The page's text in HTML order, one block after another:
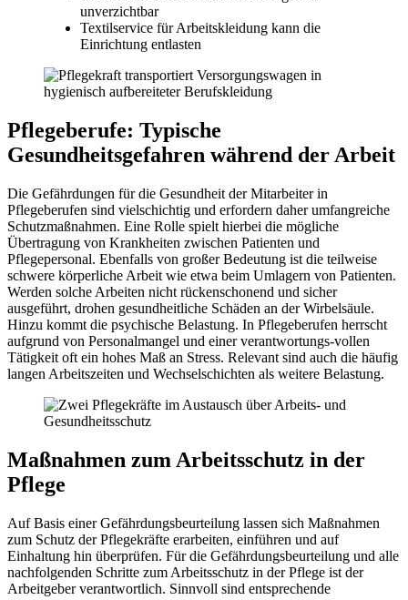
unverzichtbar
Textilservice für Arbeitskleidung kann die
Einrichtung entlasten
Pflegeberufe: Typische
Gesundheitsgefahren während der Arbeit
Die Gefährdungen für die Gesundheit der Mitarbeiter in
Pflegeberufen sind vielschichtig und erfordern daher umfangreiche
Schutzmaßnahmen. Eine Rolle spielt hierbei die mögliche
Übertragung von Krankheiten zwischen Patienten und
Pflegepersonal. Ebenfalls von großer Bedeutung ist die teilweise
schwere körperliche Arbeit wie etwa beim Umlagern von Patienten.
Werden solche Arbeiten nicht rückenschonend und sicher
ausgeführt, drohen gesundheitliche Schäden an der Wirbelsäule.
Hinzu kommt die psychische Belastung. In Pflegeberufen herrscht
aufgrund von Personalmangel und einer verantwortungs-vollen
Tätigkeit oft ein hohes Maß an Stress. Relevant sind auch die häufig
langen Arbeitszeiten und Wechselschichten als weitere Belastung.
Maßnahmen zum Arbeitsschutz in der
Pflege
Auf Basis einer Gefährdungsbeurteilung lassen sich Maßnahmen
zum Schutz der Pflegekräfte erarbeiten, einführen und auf
Einhaltung hin überprüfen. Für die Gefährdungsbeurteilung und alle
nachfolgenden Schritte zum Arbeitsschutz in der Pflege ist der
Arbeitgeber verantwortlich. Sinnvoll sind entsprechende